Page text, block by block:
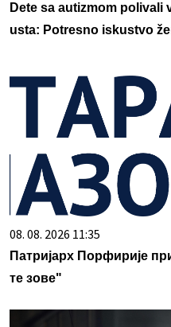
Dete sa autizmom polivali
usta: Potresno iskustvo
08. 08. 2026 11:35
Патријарх Порфирије
те зове"